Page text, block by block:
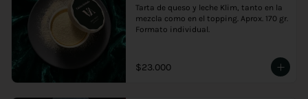
Tarta de queso y leche Klim, tanto en la
mezcla como en el topping. Aprox. 170 gr.
Formato individual.
$23.000